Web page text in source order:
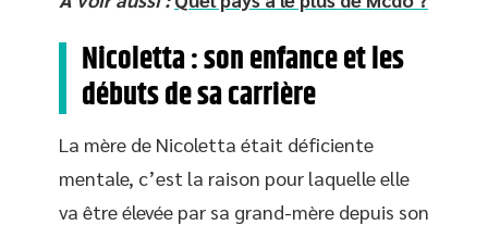
Nicoletta : son enfance et les
débuts de sa carrière
La mère de Nicoletta était déficiente
mentale, c’est la raison pour laquelle elle
va être élevée par sa grand-mère depuis son